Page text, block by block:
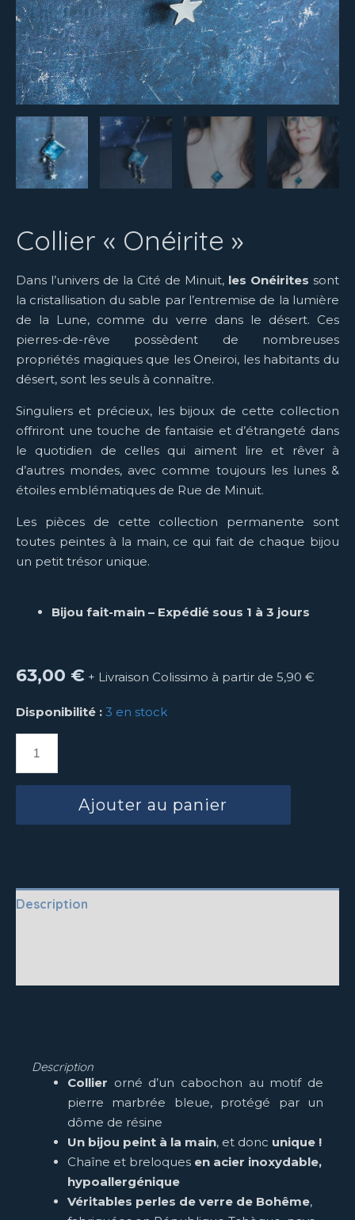
Collier « Onéirite »
Dans l’univers de la Cité de Minuit, les Onéirites sont
la cristallisation du sable par l’entremise de la lumière
de la Lune, comme du verre dans le désert. Ces
pierres-de-rêve possèdent de nombreuses
propriétés magiques que les Oneiroi, les habitants du
désert, sont les seuls à connaître.
Singuliers et précieux, les bijoux de cette collection
offriront une touche de fantaisie et d’étrangeté dans
le quotidien de celles qui aiment lire et rêver à
d’autres mondes, avec comme toujours les lunes &
étoiles emblématiques de Rue de Minuit.
Les pièces de cette collection permanente sont
toutes peintes à la main, ce qui fait de chaque bijou
un petit trésor unique.
Bijou fait-main – Expédié sous 1 à 3 jours
63,00 € + Livraison Colissimo à partir de 5,90 €
Disponibilité : 3 en stock
Ajouter au panier
Description
Description
Collier orné d’un cabochon au motif de
pierre marbrée bleue, protégé par un
dôme de résine
Un bijou peint à la main, et donc unique !
Chaîne et breloques en acier inoxydable,
hypoallergénique
Véritables perles de verre de Bohême,